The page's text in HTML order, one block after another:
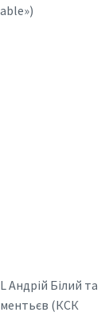
Андрій Білий та
(КСК